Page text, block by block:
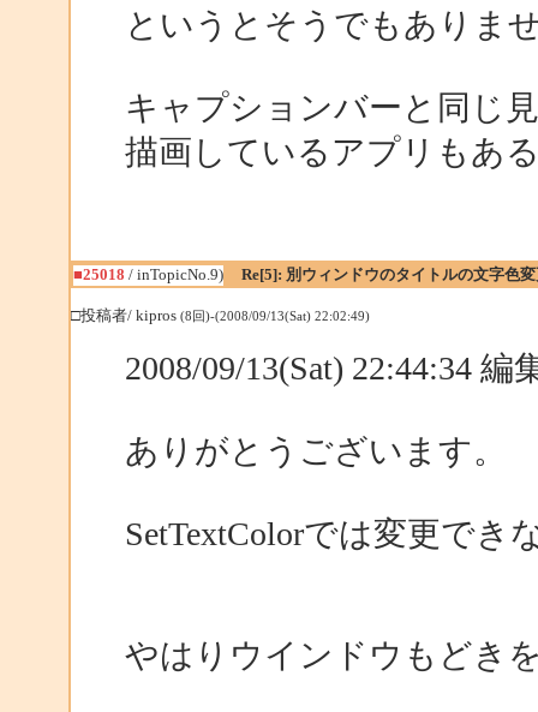
というとそうでもありま
キャプションバーと同じ
描画しているアプリもあ
■25018 / inTopicNo.9) Re[5]: 別ウィンドウのタイトルの文字色変
□投稿者/ kipros (8回)-(2008/09/13(Sat) 22:02:49)
2008/09/13(Sat) 22:44:34 編
ありがとうございます。
SetTextColorでは変更でき
やはりウインドウもどき